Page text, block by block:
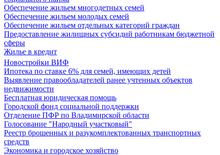
Обеспечение жильем многодетных семей
Обеспечение жильем молодых семей
Обеспечение жильем отдельных категорий граждан
Предоставление жилищных субсидий работникам бюджетной
сферы
Жилье в кредит
Новостройки ВИФ
Ипотека по ставке 6% для семей, имеющих детей
Выявление правообладателей ранее учтенных объектов
недвижимости
Бесплатная юридическая помощь
Городской фонд социальной поддержки
Отделение ПФР по Владимирской области
Голосование "Народный участковый"
Реестр брошенных и разукомплектованных транспортных
средств
Экономика и городское хозяйство